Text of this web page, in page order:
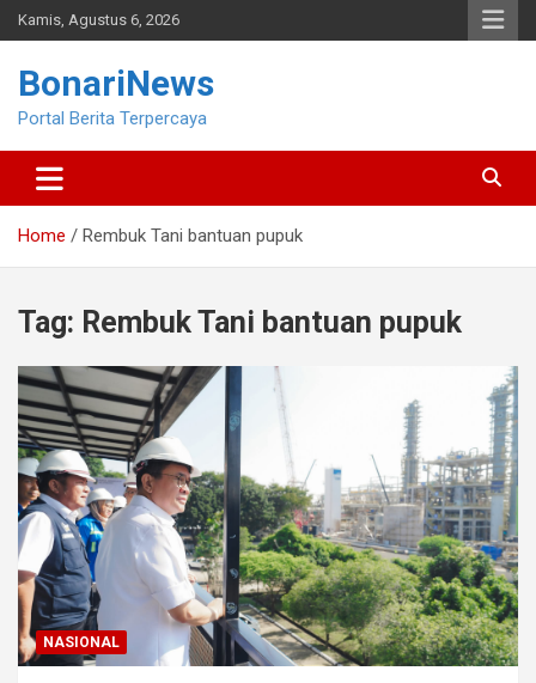
Skip
to
Kamis, Agustus 6, 2026
BonariNews
Portal Berita Terpercaya
Home Rembuk Tani bantuan pupuk
Tag: Rembuk Tani bantuan pupuk
NASIONAL